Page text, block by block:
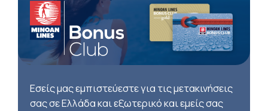
Εσείς μας εμπιστεύεστε για τις μετακινήσεις
σας σε Ελλάδα και εξωτερικό και εμείς σας